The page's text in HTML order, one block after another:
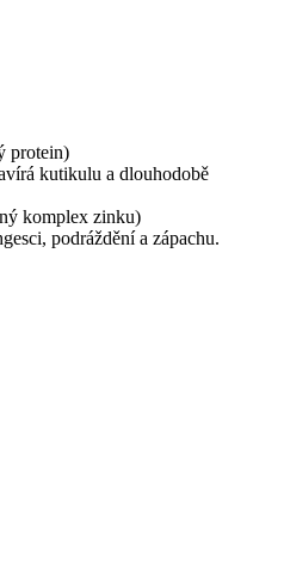
protein)
kutikulu a dlouhodobě
komplex zinku)
podráždění a zápachu.